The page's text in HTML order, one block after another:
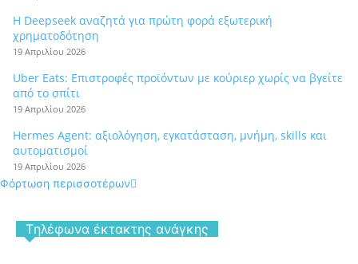
Η Deepseek αναζητά για πρώτη φορά εξωτερική
χρηματοδότηση
19 Απριλίου 2026
Uber Eats: Επιστροφές προϊόντων με κούριερ χωρίς να βγείτε
από το σπίτι
19 Απριλίου 2026
Hermes Agent: αξιολόγηση, εγκατάσταση, μνήμη, skills και
αυτοματισμοί
19 Απριλίου 2026
Φόρτωση περισσοτέρων
Tηλέφωνα έκτακτης ανάγκης